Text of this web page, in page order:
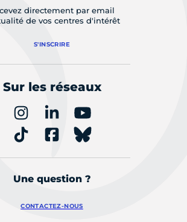
directement par email
de vos centres d'intérêt
S'INSCRIRE
Sur les réseaux
Une question ?
CONTACTEZ-NOUS